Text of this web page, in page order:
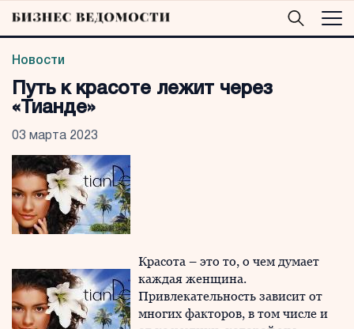
Новости
Путь к красоте лежит через
«Тианде»
03 марта 2023
Красота – это то, о чем думает
каждая женщина.
Привлекательность зависит от
многих факторов, в том числе и